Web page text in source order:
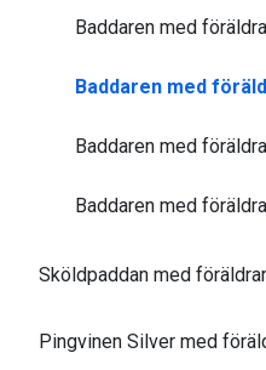
Baddaren med
Baddaren med
Baddaren med
Baddaren med
Sköldpaddan med föräldrar
Pingvinen Silver med